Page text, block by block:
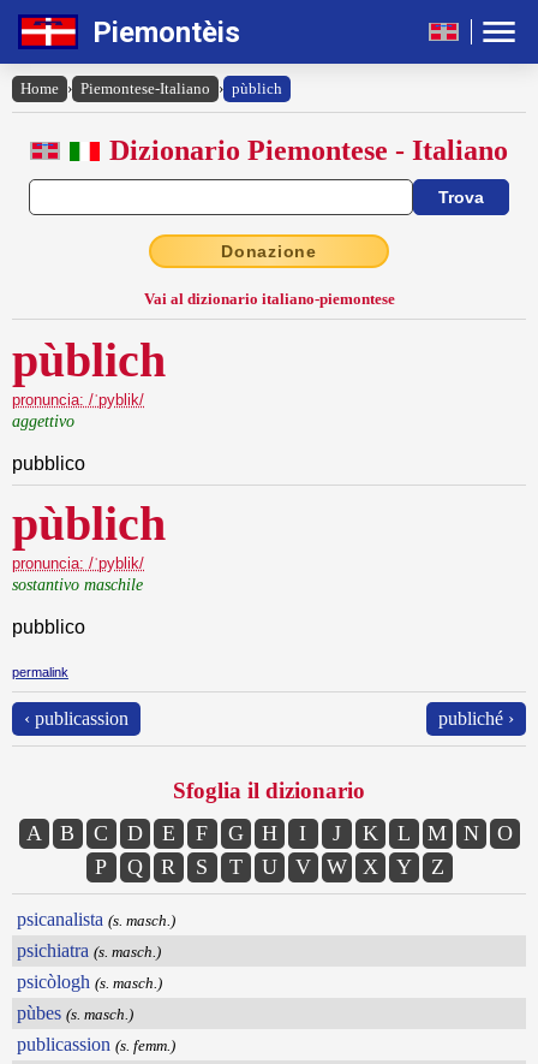
Piemontèis
Home › Piemontese-Italiano › pùblich
Dizionario Piemontese - Italiano
Donazione
Vai al dizionario italiano-piemontese
pùblich
pronuncia: /ˈpyblik/
aggettivo
pubblico
pùblich
pronuncia: /ˈpyblik/
sostantivo maschile
pubblico
permalink
‹ publicassion publiché ›
Sfoglia il dizionario
A B C D E F G H I J K L M N
O
P
Q R S T U V W X Y Z
psicanalista (s. masch.)
psichiatra (s. masch.)
psicòlogh (s. masch.)
pùbes (s. masch.)
publicassion (s. femm.)